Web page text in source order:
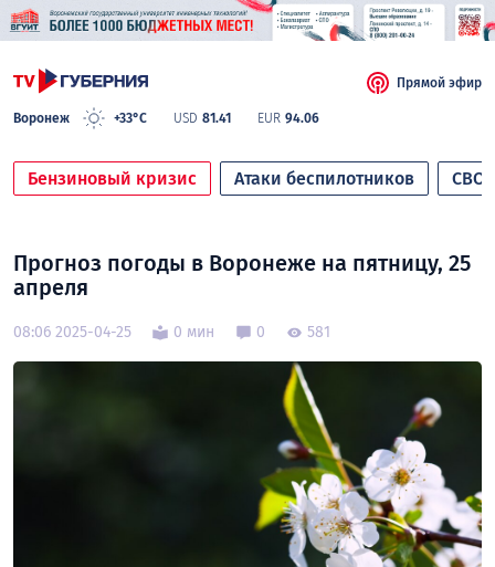
Воронеж +33°C USD 81.41 EUR 94.06
Прямой эфир
Бензиновый кризис Атаки беспилотников СВО
Прогноз погоды в Воронеже на пятницу, 25
апреля
08:06 2025-04-25 0 мин 0 581